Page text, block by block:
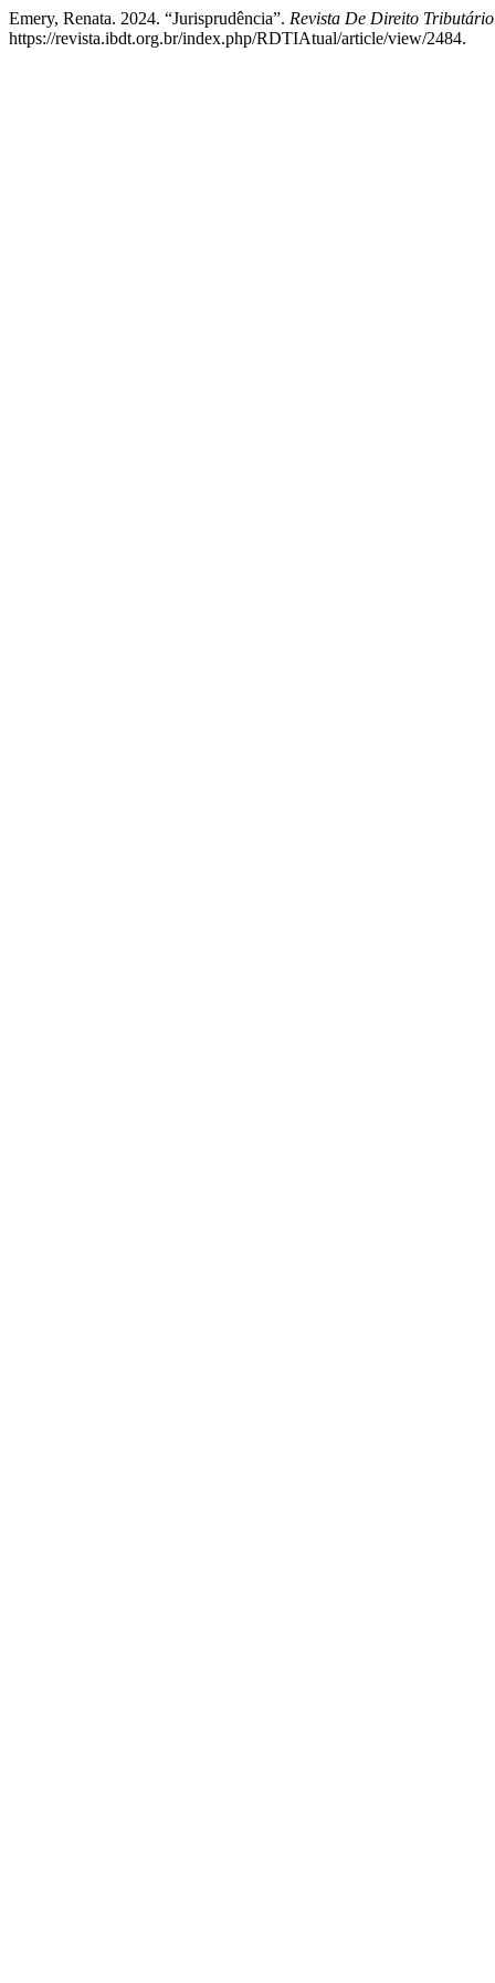
Emery, Renata. 2024. “Jurisprudência”. Revista De Direito
https://revista.ibdt.org.br/index.php/RDTIAtual/article/view/2484.